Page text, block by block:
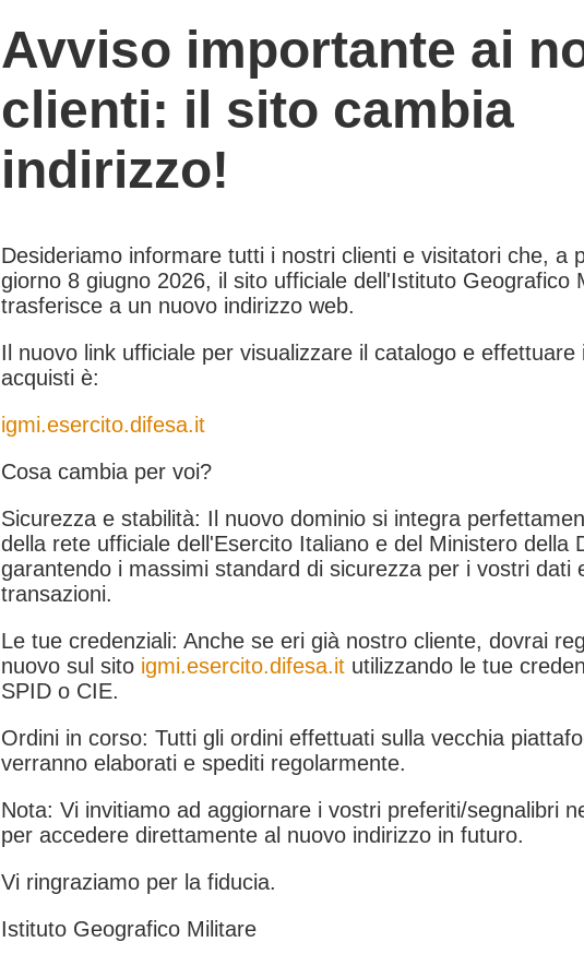
Avviso importante ai
clienti: il sito cambia
indirizzo!
Desideriamo informare tutti i nostri clienti e visitatori che, a
giorno 8 giugno 2026, il sito ufficiale dell'Istituto Geografico
trasferisce a un nuovo indirizzo web.
Il nuovo link ufficiale per visualizzare il catalogo e effettuare
acquisti è:
igmi.esercito.difesa.it
Cosa cambia per voi?
Sicurezza e stabilità: Il nuovo dominio si integra
della rete ufficiale dell'Esercito Italiano e del Ministero della
garantendo i massimi standard di sicurezza per i vostri dati
transazioni.
Le tue credenziali: Anche se eri già nostro cliente, dovrai
nuovo sul sito igmi.esercito.difesa.it utilizzando le tue
SPID o CIE.
Ordini in corso: Tutti gli ordini effettuati sulla vecchia
verranno elaborati e spediti regolarmente.
Nota: Vi invitiamo ad aggiornare i vostri preferiti/segnalibri
per accedere direttamente al nuovo indirizzo in futuro.
Vi ringraziamo per la fiducia.
Istituto Geografico Militare